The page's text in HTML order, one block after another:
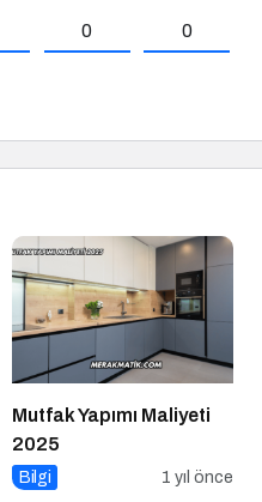
0 0
Mutfak Yapımı Maliyeti
2025
Bilgi 1 yıl önce